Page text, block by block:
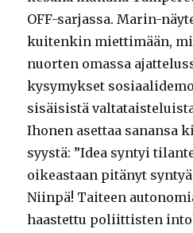
OFF-sarjassa. Marin-
kuitenkin miettimään,
nuorten omassa
kysymykset
sisäisistä
Ihonen asettaa sanansa
syystä: ”Idea syntyi
oikeastaan pitänyt syntyä
Niinpä! Taiteen
haastettu poliittisten